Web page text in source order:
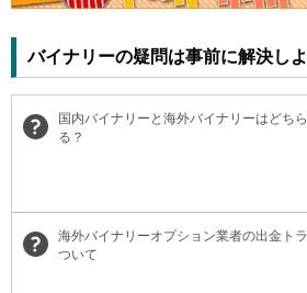
バイナリーの疑問は事前に解決しよ
国内バイナリーと海外バイナリーはどち
る？
海外バイナリーオプション業者の出金ト
ついて